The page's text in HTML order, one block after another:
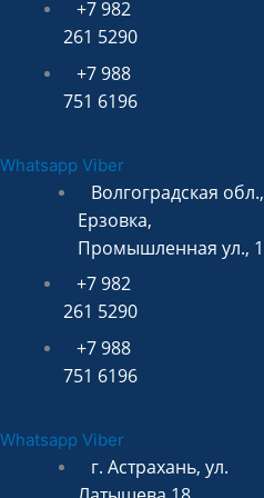
+7 982
261 5290
+7 988
751 6196
Whatsapp Viber
Волгоградская обл.,
Ерзовка,
Промышленная ул., 1
+7 982
261 5290
+7 988
751 6196
Whatsapp Viber
г. Астрахань, ул.